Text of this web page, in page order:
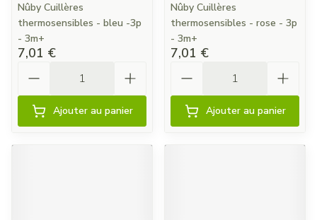
Nûby Cuillères
thermosensibles - bleu -3p
- 3m+
7,01 €
Ajouter au panier
Nûby Cuillères
thermosensibles - rose - 3p
- 3m+
7,01 €
Ajouter au panier